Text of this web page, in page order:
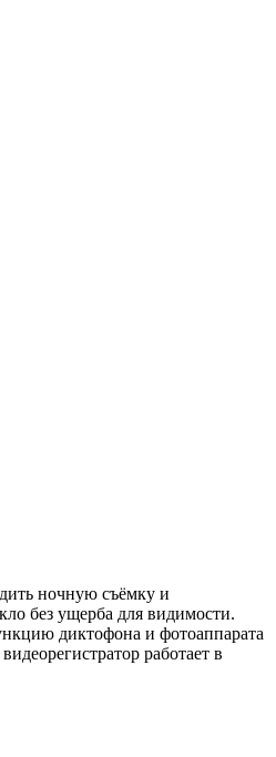
ночную съёмку и
без ущерба для видимости.
диктофона и фотоаппарата
работает в